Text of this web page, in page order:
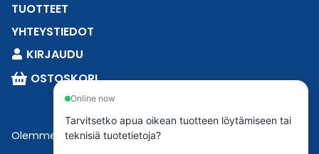
TUOTTEET
YHTEYSTIEDOT
KIRJAUDU
OSTOSKORI
Olemme osaEsbeconia.
Online now
Tarvitsetko apua oikean tuotteen löytämiseen tai
teknisiä tuotetietoja?